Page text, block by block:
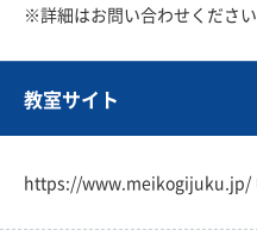
※詳細はお問い合わせください
教室サイト
https://www.meikogijuku.jp/